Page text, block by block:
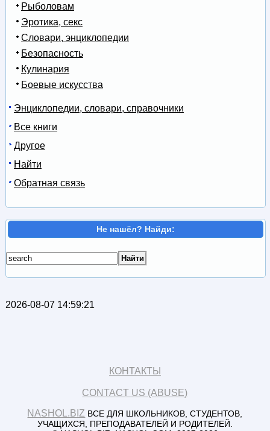
Рыболовам
Эротика, секс
Словари, энциклопедии
Безопасность
Кулинария
Боевые искусства
Энциклопедии, словари, справочники
Все книги
Другое
Найти
Обратная связь
Не нашёл? Найди:
2026-08-07 14:59:21
КОНТАКТЫ
CONTACT US (ABUSE)
NASHOL.BIZ ВСЕ ДЛЯ ШКОЛЬНИКОВ, СТУДЕНТОВ,
УЧАЩИХСЯ, ПРЕПОДАВАТЕЛЕЙ И РОДИТЕЛЕЙ.